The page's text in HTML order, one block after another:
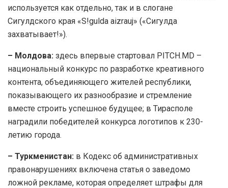
используется как отдельно, так и в слогане
Сигулдского края «S!gulda aizrauj» («Сигулда
захватывает!»).
– Молдова: здесь впервые стартовал PITCH.MD –
национальный конкурс по разработке креативного
контента, объединяющего жителей республики,
показывающего их разнообразие и стремление
вместе строить успешное будущее; в Тирасполе
наградили победителей конкурса логотипов к 230-
летию города.
– Туркменистан: в Кодекс об административных
правонарушениях включена статья о заведомо
ложной рекламе, которая определяет штрафы для